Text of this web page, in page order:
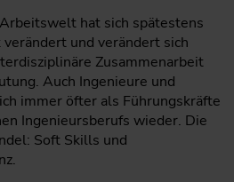
hat sich spätestens
und verändert sich
Zusammenarbeit
Auch Ingenieure und
immer öfter als Führungskräfte
Ingenieursberufs wieder. Die
Soft Skills und